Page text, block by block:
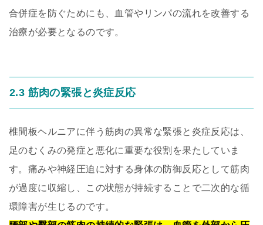
合併症を防ぐためにも、血管やリンパの流れを改善する
治療が必要となるのです。
2.3 筋肉の緊張と炎症反応
椎間板ヘルニアに伴う筋肉の異常な緊張と炎症反応は、
足のむくみの発症と悪化に重要な役割を果たしていま
す。痛みや神経圧迫に対する身体の防御反応として筋肉
が過度に収縮し、この状態が持続することで二次的な循
環障害が生じるのです。